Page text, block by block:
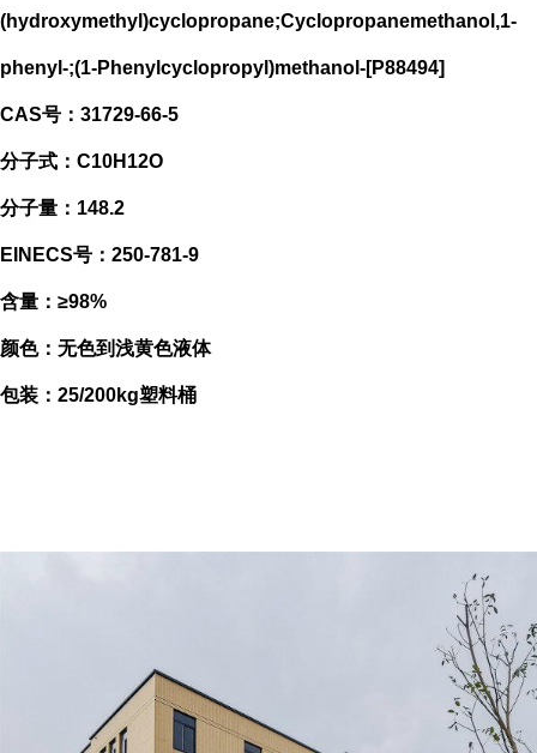
(hydroxymethyl)cyclopropane;Cyclopropanemethanol,1-
phenyl-;(1-Phenylcyclopropyl)methanol-[P88494]
CAS号：31729-66-5
分子式：C10H12O
分子量：148.2
EINECS号：250-781-9
含量：≥98%
颜色：无色到浅黄色液体
包装：25/200kg塑料桶